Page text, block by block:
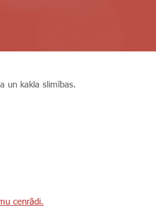
un kakla slimības.
cenrādi.